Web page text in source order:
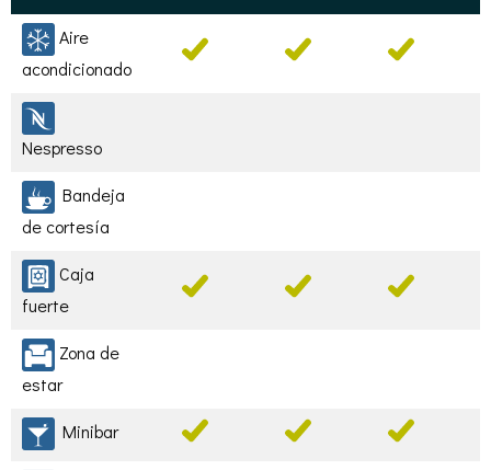
Aire
acondicionado
Nespresso
Bandeja
de cortesía
Caja
fuerte
Zona de
estar
Minibar